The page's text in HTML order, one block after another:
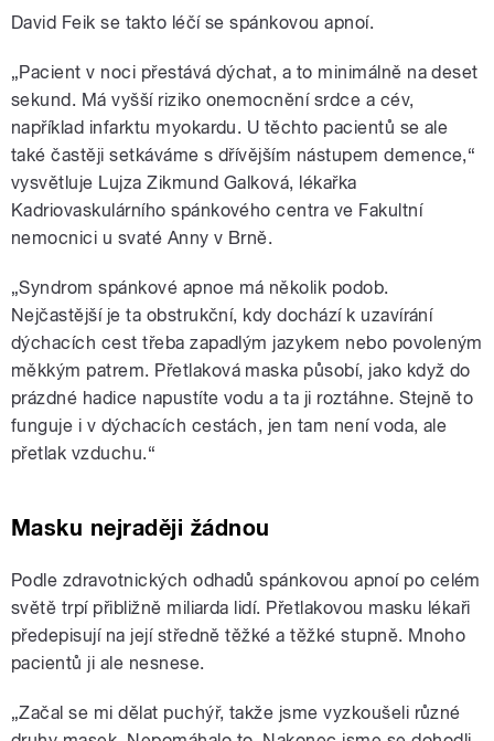
David Feik se takto léčí se spánkovou apnoí.
„Pacient v noci přestává dýchat, a to minimálně na deset
sekund. Má vyšší riziko onemocnění srdce a cév,
například infarktu myokardu. U těchto pacientů se ale
také častěji setkáváme s dřívějším nástupem demence,“
vysvětluje Lujza Zikmund Galková, lékařka
Kadriovaskulárního spánkového centra ve Fakultní
nemocnici u svaté Anny v Brně.
„Syndrom spánkové apnoe má několik podob.
Nejčastější je ta obstrukční, kdy dochází k uzavírání
dýchacích cest třeba zapadlým jazykem nebo povoleným
měkkým patrem. Přetlaková maska působí, jako když do
prázdné hadice napustíte vodu a ta ji roztáhne. Stejně to
funguje i v dýchacích cestách, jen tam není voda, ale
přetlak vzduchu.“
Masku nejraději žádnou
Podle zdravotnických odhadů spánkovou apnoí po celém
světě trpí přibližně miliarda lidí. Přetlakovou masku lékaři
předepisují na její středně těžké a těžké stupně. Mnoho
pacientů ji ale nesnese.
„Začal se mi dělat puchýř, takže jsme vyzkoušeli různé